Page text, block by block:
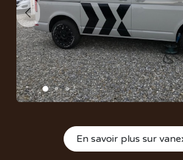
Précédent
En savoir plus sur